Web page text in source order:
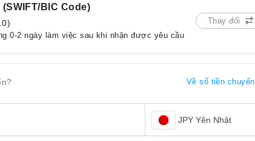
BIC Code)
0-2 ngày làm việc sau khi nhận được yêu cầu
Thay đổi
Về số tiền chuyển
JPY Yên Nhật